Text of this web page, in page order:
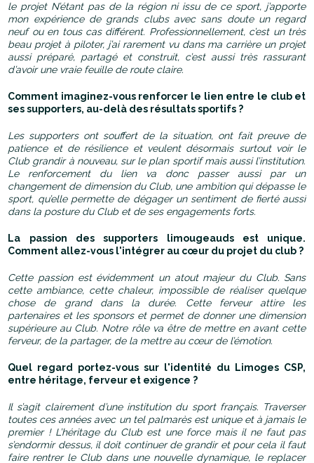
le projet N’étant pas de la région ni issu de ce sport, j’apporte
mon expérience de grands clubs avec sans doute un regard
neuf ou en tous cas différent. Professionnellement, c’est un très
beau projet à piloter, j’ai rarement vu dans ma carrière un projet
aussi préparé, partagé et construit, c’est aussi très rassurant
d’avoir une vraie feuille de route claire.
Comment imaginez-vous renforcer le lien entre le club et
ses supporters, au-delà des résultats sportifs ?
Les supporters ont souffert de la situation, ont fait preuve de
patience et de résilience et veulent désormais surtout voir le
Club grandir à nouveau, sur le plan sportif mais aussi l’institution.
Le renforcement du lien va donc passer aussi par un
changement de dimension du Club, une ambition qui dépasse le
sport, qu’elle permette de dégager un sentiment de fierté aussi
dans la posture du Club et de ses engagements forts.
La passion des supporters limougeauds est unique.
Comment allez-vous l'intégrer au cœur du projet du club ?
Cette passion est évidemment un atout majeur du Club. Sans
cette ambiance, cette chaleur, impossible de réaliser quelque
chose de grand dans la durée. Cette ferveur attire les
partenaires et les sponsors et permet de donner une dimension
supérieure au Club. Notre rôle va être de mettre en avant cette
ferveur, de la partager, de la mettre au cœur de l’émotion.
Quel regard portez-vous sur l'identité du Limoges CSP,
entre héritage, ferveur et exigence ?
Il s’agit clairement d’une institution du sport français. Traverser
toutes ces années avec un tel palmarès est unique et à jamais le
premier ! L’héritage du Club est une force mais il ne faut pas
s’endormir dessus, il doit continuer de grandir et pour cela il faut
faire rentrer le Club dans une nouvelle dynamique, le replacer